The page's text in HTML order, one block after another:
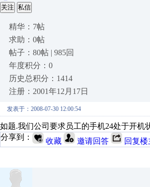
关注 私信
精华：7帖
求助：0帖
帖子：80帖 | 985回
年度积分：0
历史总积分：1414
注册：2001年12月17日
发表于：2008-07-30 12:00:54
如题.我们公司要求员工的手机24处于开机
分享到：
收藏 邀请回答 回复楼